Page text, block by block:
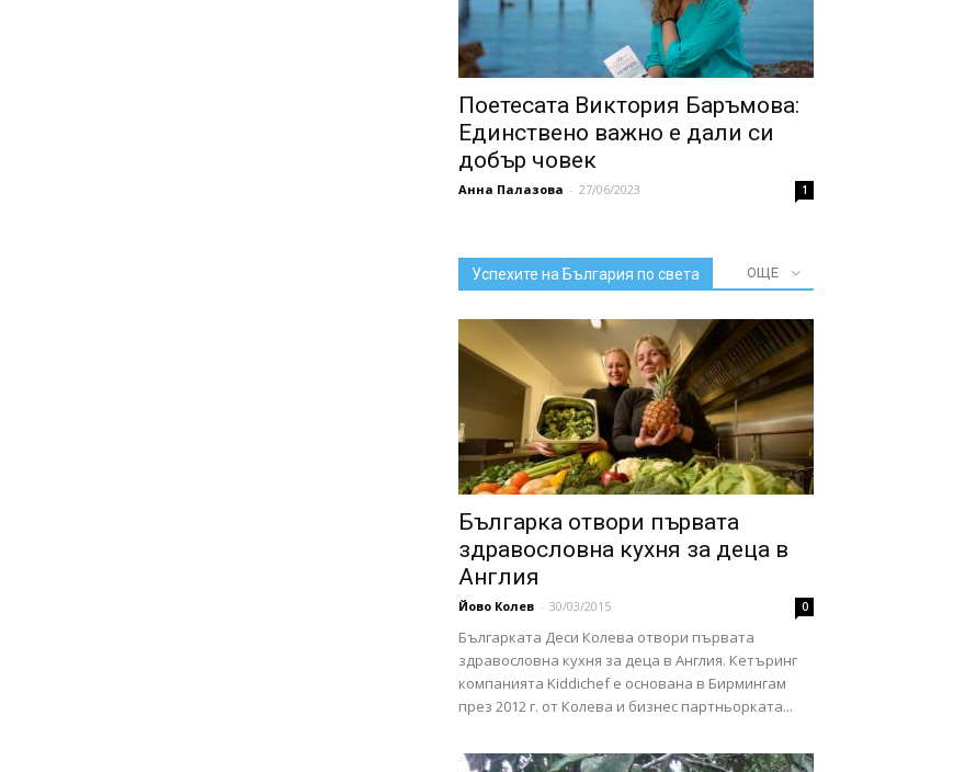
Поетесата Виктория Баръмова:
Единствено важно е дали си
добър човек
Анна Палазова - 27/06/2023 1
Успехите на България по света ОЩЕ
Българка отвори първата
здравословна кухня за деца в
Англия
Йово Колев - 30/03/2015 0
Българката Деси Колева отвори първата
здравословна кухня за деца в Англия. Кетъринг
компанията Kiddichef е основана в Бирмингам
през 2012 г. от Колева и бизнес партньорката...